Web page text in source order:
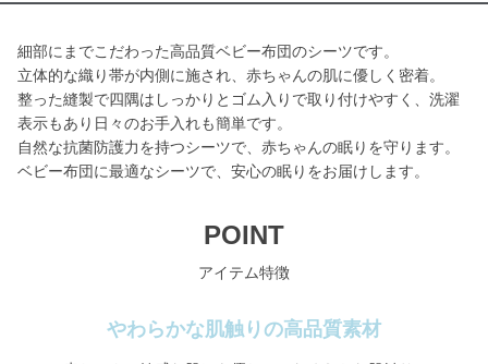
細部にまでこだわった高品質ベビー布団のシーツです。
立体的な織り帯が内側に施され、赤ちゃんの肌に優しく密着。
整った縫製で四隅はしっかりとゴム入りで取り付けやすく、洗濯
表示もあり日々のお手入れも簡単です。
自然な抗菌防護力を持つシーツで、赤ちゃんの眠りを守ります。
ベビー布団に最適なシーツで、安心の眠りをお届けします。
POINT
アイテム特徴
やわらかな肌触りの高品質素材